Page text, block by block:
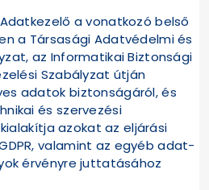
a vonatkozó belső
a Társasági Adatvédelmi és
az Informatikai Biztonsági
Szabályzat útján
adatok biztonságáról, és
és szervezési
azokat az eljárási
valamint az egyéb adat-
érvényre juttatásához